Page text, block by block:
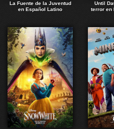
La Fuente de la Juventud
en Español Latino
Until
terror en